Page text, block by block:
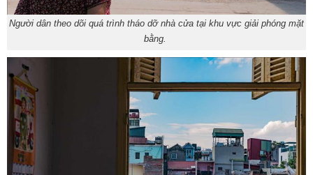
Người dân theo dõi quá trình tháo dỡ nhà cửa tại khu vực giải phóng mặt
bằng.